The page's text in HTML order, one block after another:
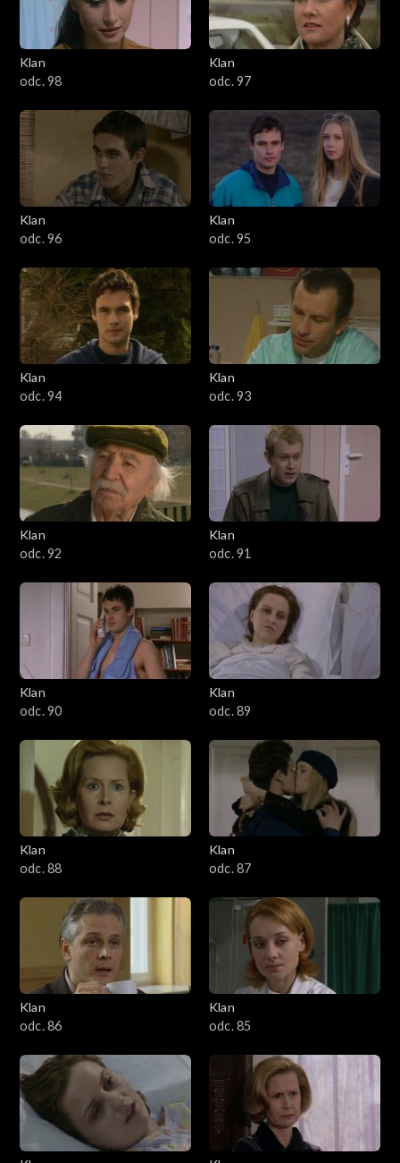
4201–4300
4101–4200
3901–4000
3801–3900
3701–3800
3601–3700
3501–3600
3401–3500
3201–3300
3101–3200
3001–3100
2901–3000
2801–2900
2701–2800
2501–2600
2401–2500
2301–2400
2201–2300
2101–2200
2001–2100
1901–2000
1801–1900
1701–1800
Klan
odc. 98
Klan
odc. 97
Klan
odc. 96
Klan
odc. 95
Klan
odc. 94
Klan
odc. 93
Klan
odc. 92
Klan
odc. 91
Klan
odc. 90
Klan
odc. 89
Klan
odc. 88
Klan
odc. 87
Klan
odc. 86
Klan
odc. 85